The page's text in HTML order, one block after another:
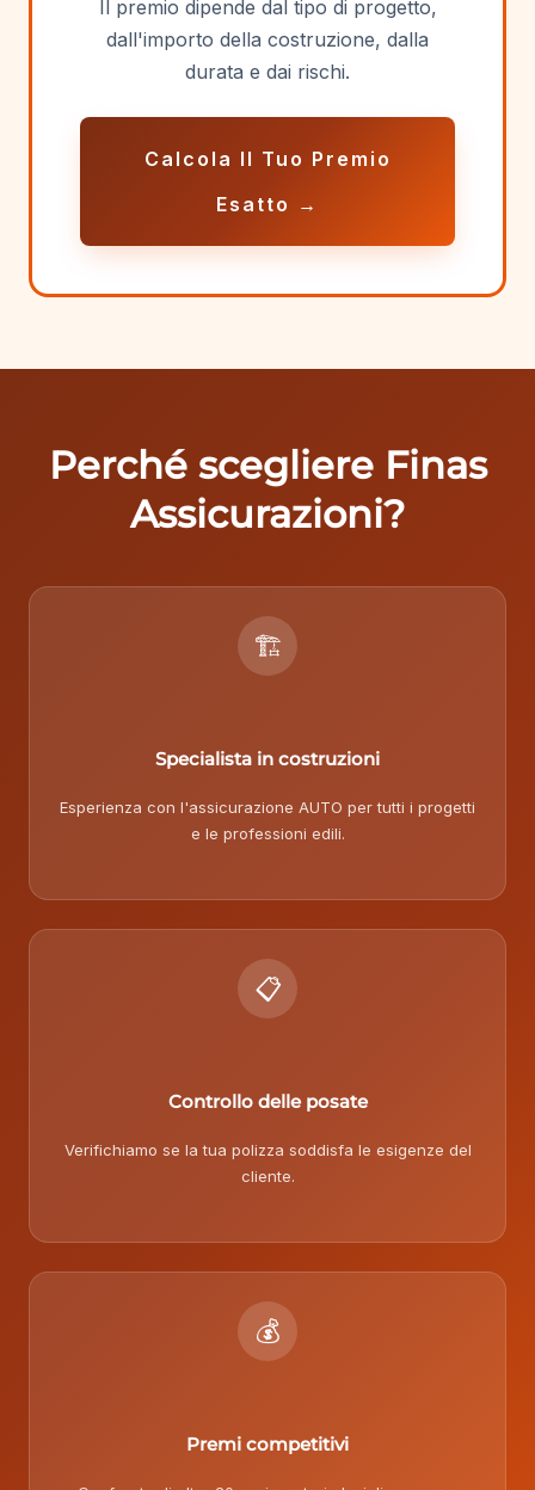
Il premio dipende dal tipo di progetto,
dall'importo della costruzione, dalla
durata e dai rischi.
Calcola Il Tuo Premio
Esatto →
Perché scegliere Finas
Assicurazioni?
🏗️
Specialista in costruzioni
Esperienza con l'assicurazione AUTO per tutti i progetti
e le professioni edili.
📋
Controllo delle posate
Verifichiamo se la tua polizza soddisfa le esigenze del
cliente.
💰
Premi competitivi